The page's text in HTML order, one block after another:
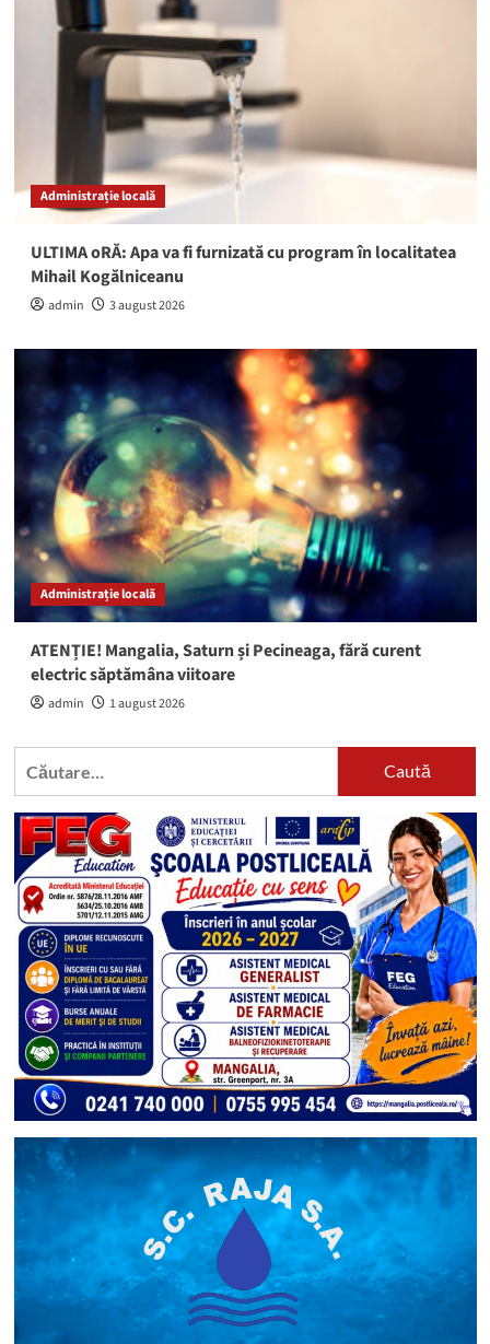
Administrație locală
ULTIMA oRĂ: Apa va fi furnizată cu program în localitatea
Mihail Kogălniceanu
admin 3 august 2026
Administrație locală
ATENȚIE! Mangalia, Saturn și Pecineaga, fără curent
electric săptămâna viitoare
admin 1 august 2026
Caută